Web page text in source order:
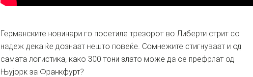
Германските новинари го посетиле трезорот во Либерти стрит со
надеж дека ќе дознаат нешто повеќе. Сомнежите стигнуваат и од
самата логистика, како 300 тони злато може да се префрлат од
Њујорк за Франкфурт?